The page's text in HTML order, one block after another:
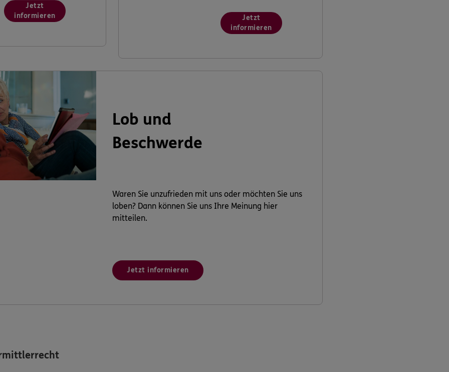
Jetzt
informieren
Jetzt
informieren
Lob und
Beschwerde
Waren Sie unzufrieden mit uns oder möchten Sie uns
loben? Dann können Sie uns Ihre Meinung hier
mitteilen.
Jetzt informieren